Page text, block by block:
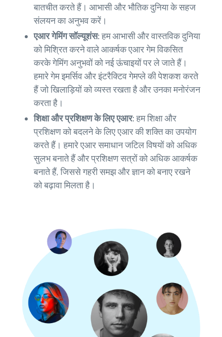
बातचीत करते हैं। आभासी और भौतिक दुनिया के सहज
संलयन का अनुभव करें।
एआर गेमिंग सॉल्यूशंस:हम आभासी और वास्तविक दुनिया
को मिश्रित करने वाले आकर्षक एआर गेम विकसित
करके गेमिंग अनुभवों को नई ऊंचाइयों पर ले जाते हैं।
हमारे गेम इमर्सिव और इंटरैक्टिव गेमप्ले की पेशकश करते
हैं जो खिलाड़ियों को व्यस्त रखता है और उनका मनोरंजन
करता है।
शिक्षा और प्रशिक्षण के लिए एआर:हम शिक्षा और
प्रशिक्षण को बदलने के लिए एआर की शक्ति का उपयोग
करते हैं। हमारे एआर समाधान जटिल विषयों को अधिक
सुलभ बनाते हैं और प्रशिक्षण सत्रों को अधिक आकर्षक
बनाते हैं, जिससे गहरी समझ और ज्ञान को बनाए रखने
को बढ़ावा मिलता है।